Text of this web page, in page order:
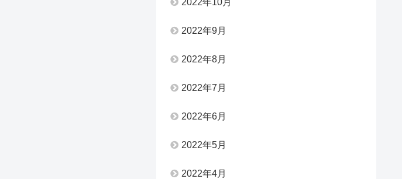
2022年10月
2022年9月
2022年8月
2022年7月
2022年6月
2022年5月
2022年4月